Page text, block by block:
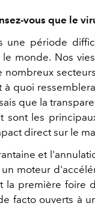
vous que le
une période
le monde. Nos
nombreux
à quoi
que la
sont les
direct sur le
et
moteur
la première foire
facto ouverts à